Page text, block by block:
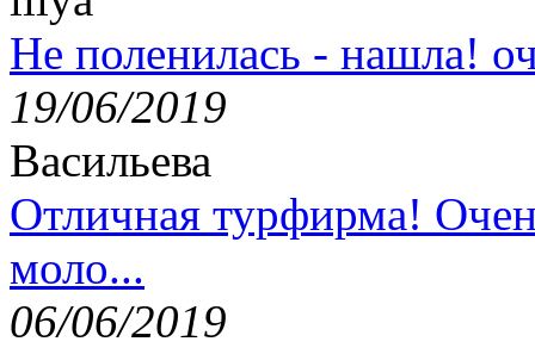
Не поленилась - нашла!
19/06/2019
Васильева
Отличная турфирма!
моло...
06/06/2019